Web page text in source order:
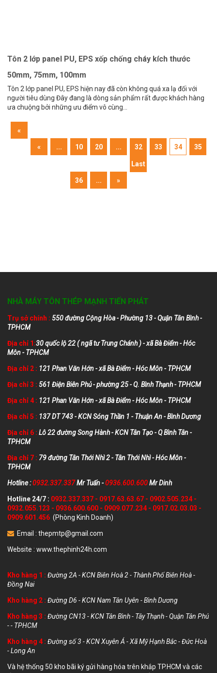
Tôn 2 lớp panel PU, EPS xốp chống cháy kích thước
50mm, 75mm, 100mm
Tôn 2 lớp panel PU, EPS hiện nay đã còn không quá xa lạ đối với
người tiêu dùng Đây đang là dòng sản phẩm rất được khách hàng
ưa chuộng bởi những ưu điểm vô cùng...
«
« ... 10 20 ... 32 33 34 35
36 ... »
Last
NHÀ MÁY TÔN THÉP MẠNH TIẾN PHÁT
Trụ sở chính : 550 đường Cộng Hòa - Phường 13 - Quận Tân Bình -
TPHCM
Địa chỉ 1:30 quốc lộ 22 ( ngã tư Trung Chánh ) - xã Bà Điểm - Hóc
Môn - TPHCM
Địa chỉ 2 : 121 Phan Văn Hớn - xã Bà Điểm - Hóc Môn - TPHCM
Địa chỉ 3 : 561 Điện Biên Phủ - phường 25 - Q. Bình Thạnh - TPHCM
Địa chỉ 4 : 121 Phan Văn Hớn - xã Bà Điểm - Hóc Môn - TPHCM
Địa chỉ 5 : 137 DT 743 - KCN Sóng Thần 1 - Thuận An - Bình Dương
Địa chỉ 6 : Lô 22 đường Song Hành - KCN Tân Tạo - Q Bình Tân -
TPHCM
Địa chỉ 7 : 79 đường Tân Thới Nhì 2 - Tân Thới Nhì - Hóc Môn -
TPHCM
Hotline :0932.337.337Mr Tuấn -0936.600.600Mr Dinh
Hotline 24/7 : 0932.337.337 - 0917.63.63.67 - 0902.505.234 -
0932.055.123 - 0936.600.600 - 0909.077.234 - 0917.02.03.03 -
0909.601.456 (Phòng Kinh Doanh)
Email : thepmtp@gmail.com
Website : www.thephinh24h.com
Kho hàng 1 : Đường 2A - KCN Biên Hoà 2 - Thành Phố Biên Hoà -
Đồng Nai
Kho hàng 2 : Đường D6 - KCN Nam Tân Uyên - Bình Dương
Kho hàng 3 : Đường CN13 - KCN Tân Bình - Tây Thạnh - Quận Tân Phú
- - TPHCM
Kho hàng 4 : Đường số 3 - KCN Xuyên Á - Xã Mỹ Hạnh Bắc - Đức Hoà
- Long An
Và hệ thống 50 kho bãi ký gửi hàng hóa trên khắp TP.HCM và các